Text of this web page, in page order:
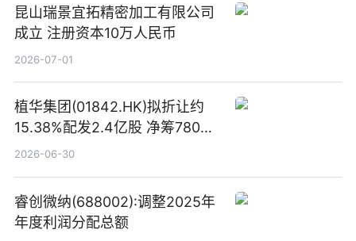
昆山瑞景宜拓精密加工有限公司
成立 注册资本10万人民币
2026-07-01
植华集团(01842.HK)拟折让约
15.38%配发2.4亿股 净筹780万
港元
2026-06-30
睿创微纳(688002):调整2025年
年度利润分配总额